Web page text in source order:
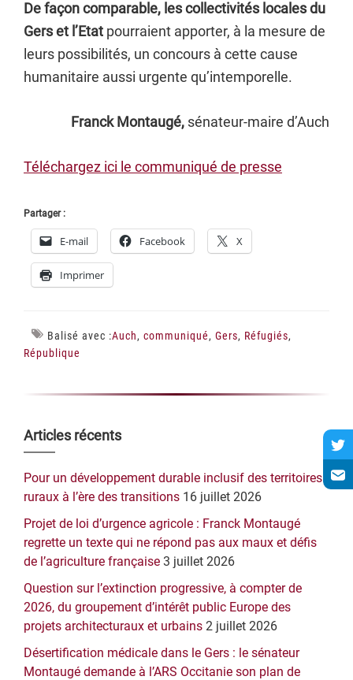
De façon comparable, les collectivités locales du
Gers et l’Etat pourraient apporter, à la mesure de
leurs possibilités, un concours à cette cause
humanitaire aussi urgente qu’intemporelle.
Franck Montaugé, sénateur-maire d’Auch
Téléchargez ici le communiqué de presse
Partager :
E-mail Facebook X
Imprimer
Balisé avec :Auch, communiqué, Gers, Réfugiés,
République
Barre
latérale
principale
Articles récents
Pour un développement durable inclusif des territoires
ruraux à l’ère des transitions 16 juillet 2026
Projet de loi d’urgence agricole : Franck Montaugé
regrette un texte qui ne répond pas aux maux et défis
de l’agriculture française 3 juillet 2026
Question sur l’extinction progressive, à compter de
2026, du groupement d’intérêt public Europe des
projets architecturaux et urbains 2 juillet 2026
Désertification médicale dans le Gers : le sénateur
Montaugé demande à l’ARS Occitanie son plan de